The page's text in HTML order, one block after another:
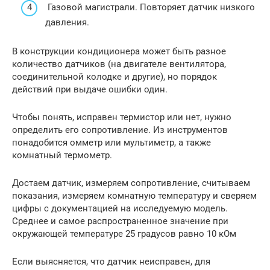
Газовой магистрали. Повторяет датчик низкого
давления.
В конструкции кондиционера может быть разное
количество датчиков (на двигателе вентилятора,
соединительной колодке и другие), но порядок
действий при выдаче ошибки один.
Чтобы понять, исправен термистор или нет, нужно
определить его сопротивление. Из инструментов
понадобится омметр или мультиметр, а также
комнатный термометр.
Достаем датчик, измеряем сопротивление, считываем
показания, измеряем комнатную температуру и сверяем
цифры с документацией на исследуемую модель.
Среднее и самое распространенное значение при
окружающей температуре 25 градусов равно 10 кОм
Если выясняется, что датчик неисправен, для